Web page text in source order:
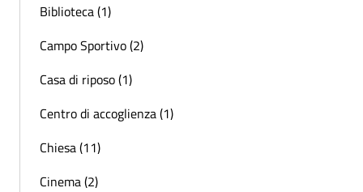
Biblioteca (1)
Campo Sportivo (2)
Casa di riposo (1)
Centro di accoglienza (1)
Chiesa (11)
Cinema (2)